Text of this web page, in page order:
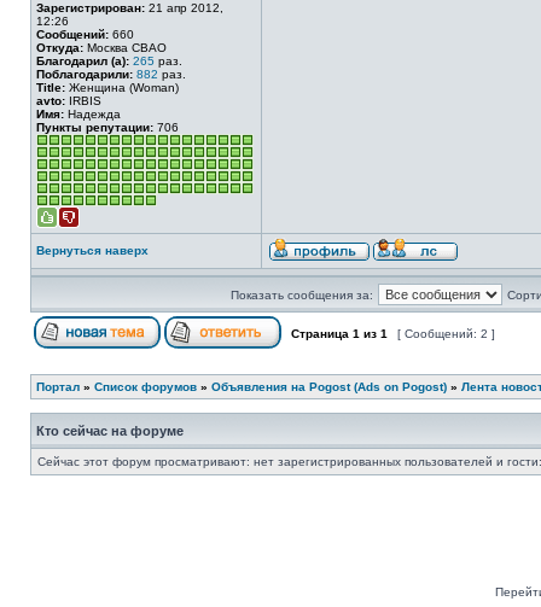
Зарегистрирован: 21 апр 2012,
12:26
Сообщений: 660
Откуда: Москва СВАО
Благодарил (а): 265 раз.
Поблагодарили: 882 раз.
Title: Женщина (Woman)
avto: IRBIS
Имя: Надежда
Пункты репутации: 706
Вернуться наверх
Показать сообщения за:
Страница 1 из 1 [ Сообщений: 2 ]
Портал » Список форумов » Объявления на Pogost (Ads on Pogost) » Лента
Кто сейчас на форуме
Сейчас этот форум просматривают: нет зарегистрированных пользователей и